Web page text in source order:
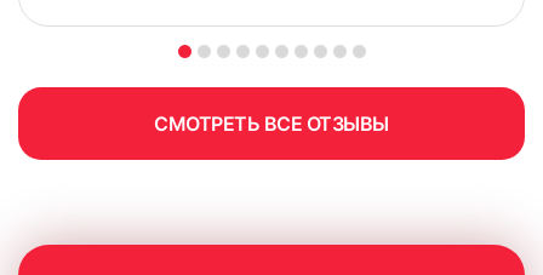
СМОТРЕТЬ ВСЕ ОТЗЫВЫ